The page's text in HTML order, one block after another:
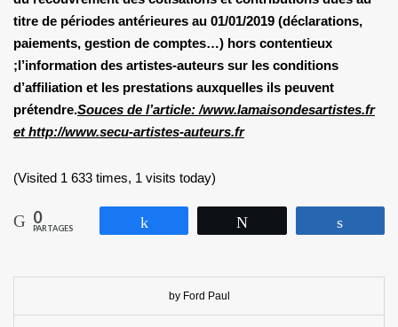
titre de périodes antérieures au 01/01/2019 (déclarations,
paiements, gestion de comptes…) hors contentieux
;l’information des artistes-auteurs sur les conditions
d’affiliation et les prestations auxquelles ils peuvent
prétendre.​​​Souces de l’article: /www.lamaisondesartistes.fr
et http://www.secu-artistes-auteurs.fr
(Visited 1 633 times, 1 visits today)
0
PARTAGES
by Ford Paul